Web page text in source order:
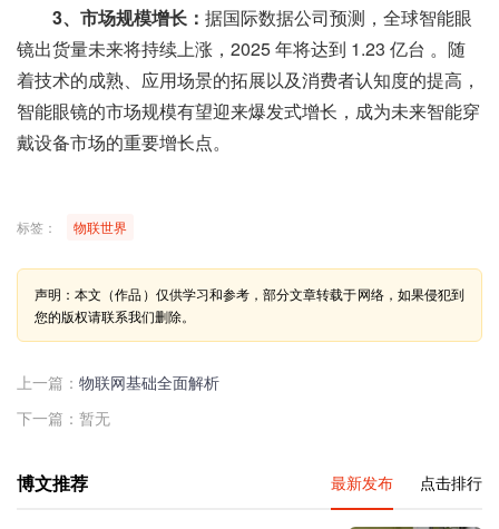
3、市场规模增长： 据国际数据公司预测，全球智能眼
镜出货量未来将持续上涨，2025 年将达到 1.23 亿台 。随
着技术的成熟、应用场景的拓展以及消费者认知度的提高，
智能眼镜的市场规模有望迎来爆发式增长，成为未来智能穿
戴设备市场的重要增长点。
标签： 物联世界
声明：本文（作品）仅供学习和参考，部分文章转载于网络，如果侵犯到
您的版权请联系我们删除。
上一篇： 物联网基础全面解析
下一篇：暂无
博文推荐 最新发布 点击排行